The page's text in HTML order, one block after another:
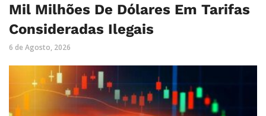
Mil Milhões De Dólares Em Tarifas
Consideradas Ilegais
6 de Agosto, 2026